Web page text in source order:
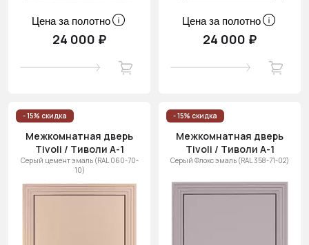
Цена за полотно
24 000 ₽
Цена за полотно
24 000 ₽
- 15% скидка
Межкомнатная дверь
Tivoli / Тиволи А-1
Серый цемент эмаль (RAL 060-70-
10)
- 15% скидка
Межкомнатная дверь
Tivoli / Тиволи А-1
Серый Флокс эмаль (RAL 358-71-02)